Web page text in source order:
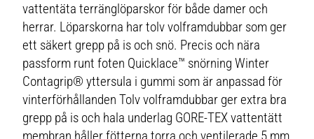
vattentäta terränglöparskor för både damer och
herrar. Löparskorna har tolv volframdubbar som ger
ett säkert grepp på is och snö. Precis och nära
passform runt foten Quicklace™ snörning Winter
Contagrip® yttersula i gummi som är anpassad för
vinterförhållanden Tolv volframdubbar ger extra bra
grepp på is och hala underlag GORE-TEX vattentätt